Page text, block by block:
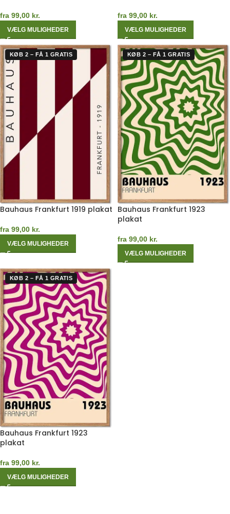
fra 99,00 kr.
VÆLG MULIGHEDER
fra 99,00 kr.
VÆLG MULIGHEDER
KØB 2 – FÅ 1 GRATIS
Bauhaus Frankfurt 1919 plakat
fra 99,00 kr.
VÆLG MULIGHEDER
KØB 2 – FÅ 1 GRATIS
Bauhaus Frankfurt 1923
plakat
fra 99,00 kr.
VÆLG MULIGHEDER
KØB 2 – FÅ 1 GRATIS
Bauhaus Frankfurt 1923
plakat
fra 99,00 kr.
VÆLG MULIGHEDER